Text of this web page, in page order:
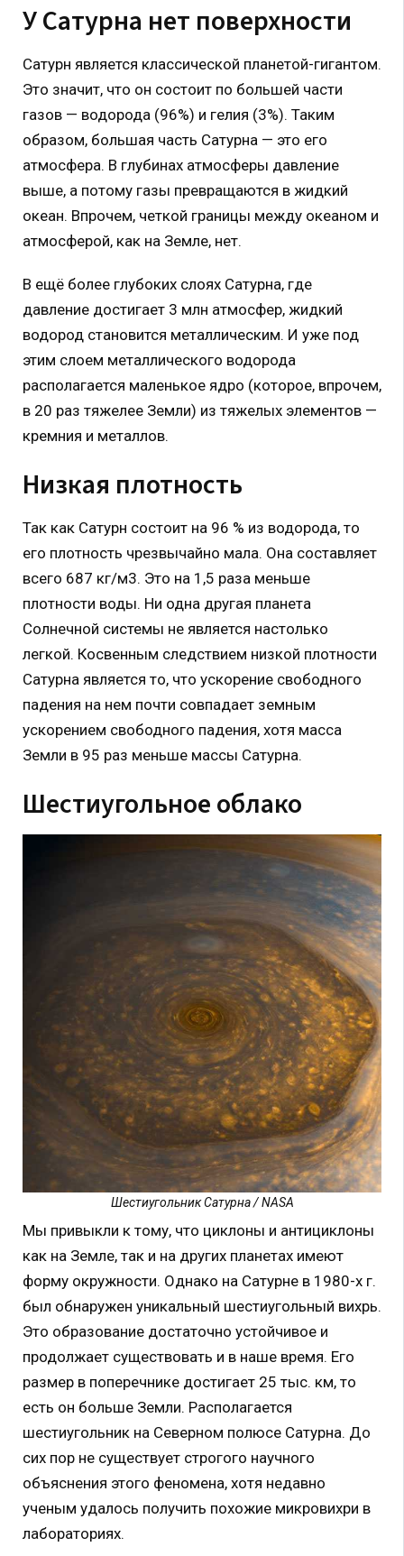
У Сатурна нет поверхности
Сатурн является классической планетой-гигантом.
Это значит, что он состоит по большей части
газов — водорода (96%) и гелия (3%). Таким
образом, большая часть Сатурна — это его
атмосфера. В глубинах атмосферы давление
выше, а потому газы превращаются в жидкий
океан. Впрочем, четкой границы между океаном и
атмосферой, как на Земле, нет.
В ещё более глубоких слоях Сатурна, где
давление достигает 3 млн атмосфер, жидкий
водород становится металлическим. И уже под
этим слоем металлического водорода
располагается маленькое ядро (которое, впрочем,
в 20 раз тяжелее Земли) из тяжелых элементов —
кремния и металлов.
Низкая плотность
Так как Сатурн состоит на 96 % из водорода, то
его плотность чрезвычайно мала. Она составляет
всего 687 кг/м3. Это на 1,5 раза меньше
плотности воды. Ни одна другая планета
Солнечной системы не является настолько
легкой. Косвенным следствием низкой плотности
Сатурна является то, что ускорение свободного
падения на нем почти совпадает земным
ускорением свободного падения, хотя масса
Земли в 95 раз меньше массы Сатурна.
Шестиугольное облако
Шестиугольник Сатурна / NASA
Мы привыкли к тому, что циклоны и антициклоны
как на Земле, так и на других планетах имеют
форму окружности. Однако на Сатурне в 1980-х г.
был обнаружен уникальный шестиугольный вихрь.
Это образование достаточно устойчивое и
продолжает существовать и в наше время. Его
размер в поперечнике достигает 25 тыс. км, то
есть он больше Земли. Располагается
шестиугольник на Северном полюсе Сатурна. До
сих пор не существует строгого научного
объяснения этого феномена, хотя недавно
ученым удалось получить похожие микровихри в
лабораториях.